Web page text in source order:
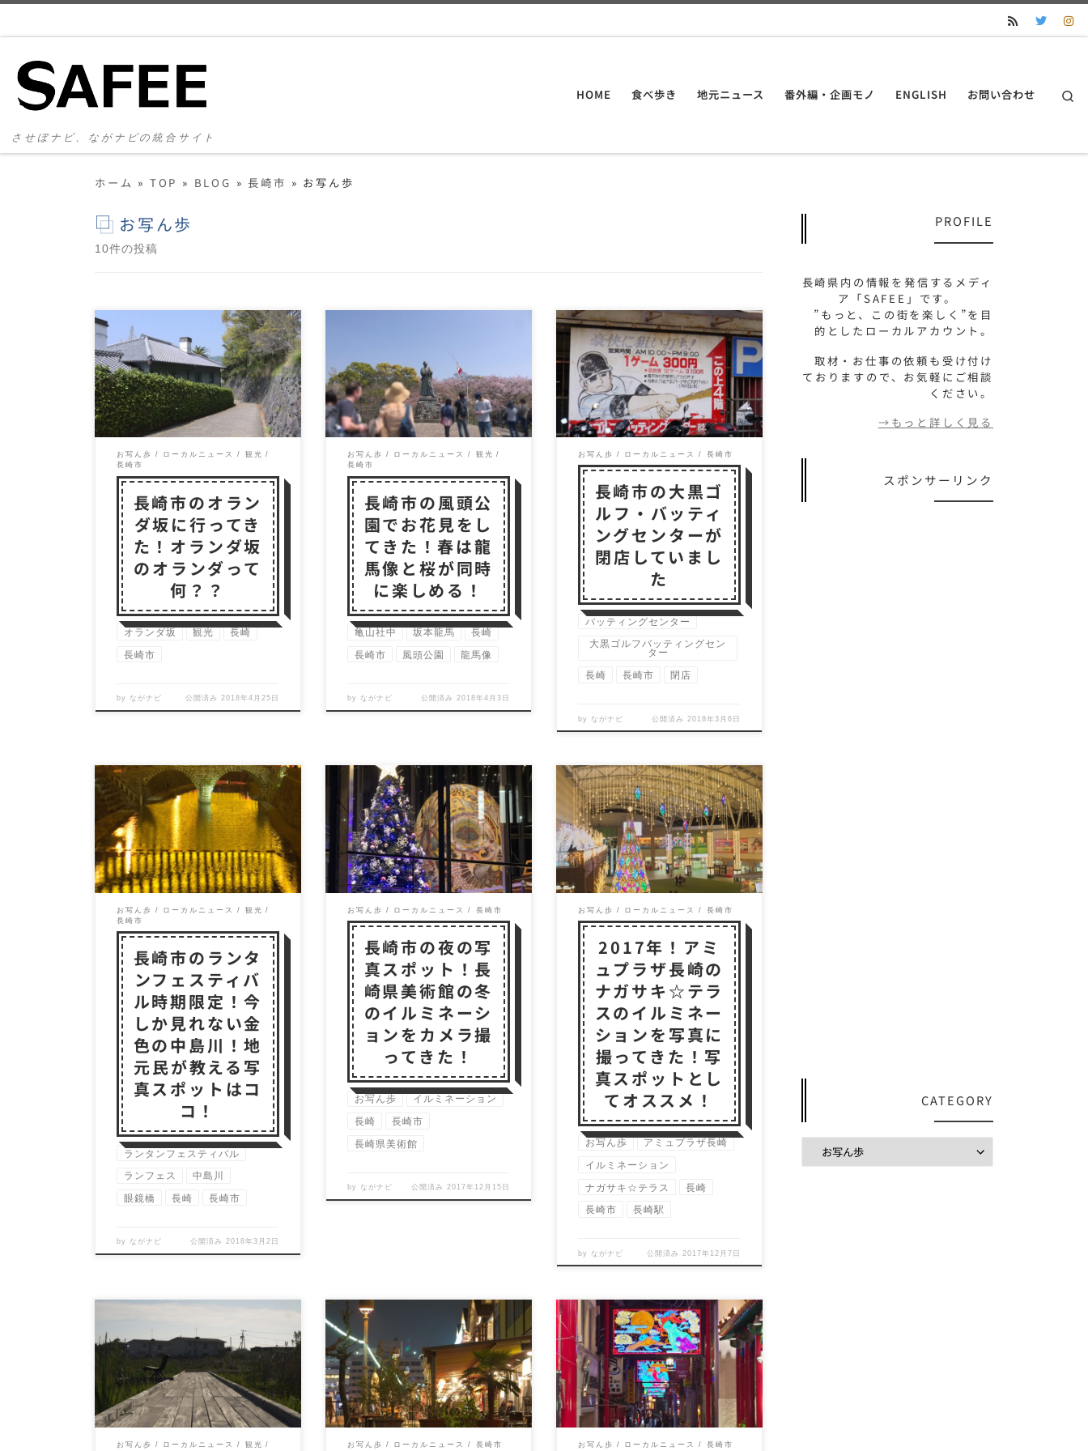
させぼナビ、ながナビの統合サイト
HOME 食べ歩き 地元ニュース 番外編・企画モノ ENGLISH お問い合わせ
ホーム » TOP » BLOG » 長崎市 » お写ん歩
お写ん歩
10件の投稿
「オランダ坂」へ行ってみる
長崎で有名な観光場所のひと
つが「オランダ坂」。 近くに
居るのに、ちゃんと […]
お写ん歩 ローカルニュース
観光
長崎市
長崎市のオラン
ダ坂に行ってき
た！オランダ坂
のオランダって
何？？
オランダ坂 観光 長崎
長崎市
by ながナビ 公開済み 2018年4月25日
市に長年住んでいましたが、
一度も行ったことが無かった
風頭公園。 龍馬像が […]
お写ん歩 ローカルニュース
観光
長崎市
長崎市の風頭公
園でお花見をし
てきた！春は龍
馬像と桜が同時
に楽しめる！
亀山社中 坂本龍馬 長崎
長崎市 風頭公園 龍馬像
by ながナビ 公開済み 2018年4月3日
大黒ゴルフ・バッティングセ
ンター 長崎駅前にあり、市民
に愛されていたバッティング
センター。 レトロな […]
お写ん歩 ローカルニュース 長崎市
長崎市の大黒ゴ
ルフ・バッティ
ングセンターが
閉店していまし
た
バッティングセンター
大黒ゴルフバッティングセン
ター
長崎 長崎市 閉店
by ながナビ 公開済み 2018年3月6日
2018ランタンフェスティバル
に行ってきた 今年のランタン
フェスティバルも残すところ
あと3日。 あっ […]
お写ん歩 ローカルニュース
観光
長崎市
長崎市のランタ
ンフェスティバ
ル時期限定！今
しか見れない金
色の中島川！地
元民が教える写
真スポットはコ
コ！
ランタンフェスティバル
ランフェス 中島川
眼鏡橋 長崎 長崎市
by ながナビ 公開済み 2018年3月2日
冬仕様の美術館 毎年、この時
期になると長崎県美術館がち
ょっとしたイルミネーション
で飾られます。 そこ […]
お写ん歩 ローカルニュース 長崎市
長崎市の夜の写
真スポット！長
崎県美術館の冬
のイルミネーシ
ョンをカメラ撮
ってきた！
お写ん歩 イルミネーション
長崎 長崎市
長崎県美術館
by ながナビ 公開済み 2017年12月15日
ナガサキ☆テラス 今年も、こ
の季節がやってきました！ か
もめ広場にメモリアルツリー
が点灯しています。 […]
お写ん歩 ローカルニュース 長崎市
2017年！アミ
ュプラザ長崎の
ナガサキ☆テラ
スのイルミネー
ションを写真に
撮ってきた！写
真スポットとし
てオススメ！
お写ん歩 アミュプラザ長崎
イルミネーション
ナガサキ☆テラス 長崎
長崎市 長崎駅
by ながナビ 公開済み 2017年12月7日
湿地公園って何？ ずっと気に
なってはいたのですが、湿地
公園って何なのだろう。 バイ
クで通り過ぎるだけ […]
お写ん歩 ローカルニュース
観光
大人な時間を楽しむ場所 夜の
出島ワーフは、ベイサイド全
体がオシャレなバーのような
雰囲気になる。 たま […]
お写ん歩 ローカルニュース 長崎市
大通りから新地中華街へ 中華
街は、アーケード、出島、美術
館、色々なところからアクセ
スが容易。 路面電 […]
お写ん歩 ローカルニュース 長崎市
PROFILE
長崎県内の情報を発信するメディ
ア「SAFEE」です。
”もっと、この街を楽しく”を目
的としたローカルアカウント。
取材・お仕事の依頼も受け付け
ておりますので、お気軽にご相談
ください。
→もっと詳しく見る
スポンサーリンク
CATEGORY